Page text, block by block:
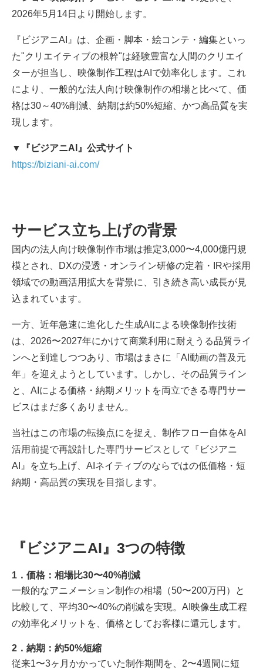
2026年5月14日より開始します。
『ビジアニAI』は、企画・脚本・絵コンテ・編集といっ
た"クリエイティブの根幹"は経験豊富な人間のクリエイ
ターが担当し、映像制作工程はAIで効率化します。これ
により、一般的な法人向け映像制作の相場と比べて、価
格は30～40%削減、納期は約50%短縮、かつ高品質を実
現します。
▼『ビジアニAI』公式サイト
https://biziani-ai.com/
サービス立ち上げの背景
国内の法人向け映像制作市場は推定3,000〜4,000億円規
模とされ、DXの浸透・オンライン研修の定着・IRや採用
領域での動画活用拡大を背景に、引き続き高い成長が見
込まれています。
一方、近年急速に進化した生成AIによる映像制作技術
は、2026〜2027年にかけて商業利用に耐えうる品質ライ
ンへと到達しつつあり、市場はまさに「AI動画の普及元
年」を迎えようとしています。しかし、その品質ライン
と、AIによる価格・納期メリットを両立できる専門サー
ビスはまだ多くありません。
当社はこの市場の転換点にを捉え、制作フロー自体をAI
活用前提で再設計した専門サービスとして『ビジアニ
AI』を立ち上げ、AIネイティブのならではの低価格・短
納期・高品質の実現を目指します。
『ビジアニAI』3つの特徴
1．価格：相場比30〜40%削減
一般的なアニメーション制作の相場（50〜200万円）と
比較して、平均30〜40%の削減を実現。AI映像生成工程
の効率化メリットを、価格としてお客様に還元します。
2．納期：約50%短縮
従来1〜3ヶ月かかっていた制作期間を、2〜4週間に短